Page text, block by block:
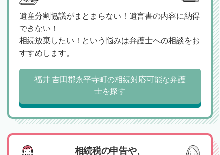
遺産分割協議がまとまらない！遺言書の内容に納得
できない！
相続放棄したい！という悩みは弁護士への相談をお
すすめします。
福井 吉田郡永平寺町の相続対応可能な弁護
士を探す
相続税の申告や、